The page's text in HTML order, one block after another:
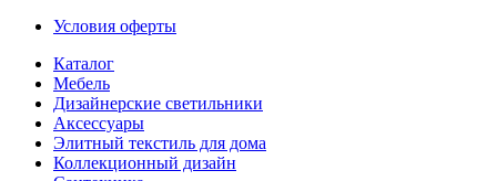
Условия оферты
Каталог
Мебель
Дизайнерские светильники
Аксессуары
Элитный текстиль для дома
Коллекционный дизайн